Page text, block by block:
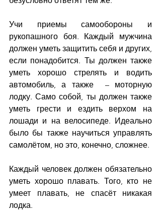
Учи приемы самообороны и
рукопашного боя. Каждый мужчина
должен уметь защитить себя и других,
если понадобится. Ты должен также
уметь хорошо стрелять и водить
автомобиль, а также  – моторную
лодку. Само собой, ты должен также
уметь грести и ездить верхом на
лошади и на велосипеде. Идеально
было бы также научиться управлять
самолётом, но это, конечно, сложнее.
Каждый человек должен обязательно
уметь хорошо плавать. Того, кто не
умеет плавать, не спасёт никакая
лодка.